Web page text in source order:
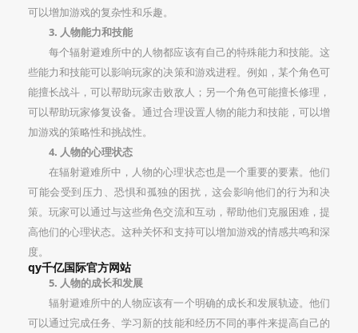
可以增加游戏的复杂性和乐趣。
3. 人物能力和技能
每个辐射避难所中的人物都应该有自己的特殊能力和技能。这
些能力和技能可以影响玩家的决策和游戏进程。例如，某个角色可
能擅长战斗，可以帮助玩家击败敌人；另一个角色可能擅长修理，
可以帮助玩家修复设备。通过合理设置人物的能力和技能，可以增
加游戏的策略性和挑战性。
4. 人物的心理状态
在辐射避难所中，人物的心理状态也是一个重要的要素。他们
可能会受到压力、恐惧和孤独的困扰，这会影响他们的行为和决
策。玩家可以通过与这些角色交流和互动，帮助他们克服困难，提
高他们的心理状态。这种关怀和支持可以增加游戏的情感共鸣和深
度。
qy千亿国际官方网站
5. 人物的成长和发展
辐射避难所中的人物应该有一个明确的成长和发展轨迹。他们
可以通过完成任务、学习新的技能和经历不同的事件来提高自己的